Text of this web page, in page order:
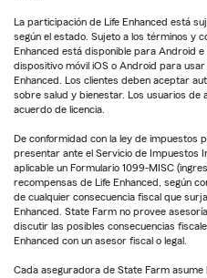
La participación de Life Enhanced está
según el estado. Sujeto a los términos y
Enhanced está disponible para Android
dispositivo móvil iOS o Android para
Enhanced. Los clientes deben aceptar
sobre salud y bienestar. Los usuarios de
acuerdo de licencia.
De conformidad con la ley de impuestos
presentar ante el Servicio de Impuestos
aplicable un Formulario 1099-MISC
recompensas de Life Enhanced, según
de cualquier consecuencia fiscal que
Enhanced. State Farm no provee
discutir las posibles consecuencias
Enhanced con un asesor fiscal o legal.
Cada aseguradora de State Farm